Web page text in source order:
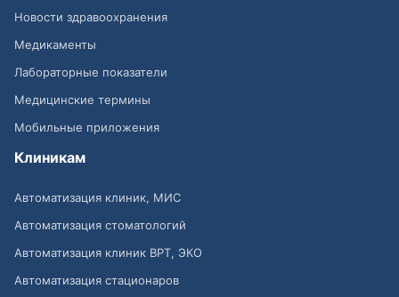
Новости здравоохранения
Медикаменты
Лабораторные показатели
Медицинские термины
Мобильные приложения
Клиникам
Автоматизация клиник, МИС
Автоматизация стоматологий
Автоматизация клиник ВРТ, ЭКО
Автоматизация стационаров